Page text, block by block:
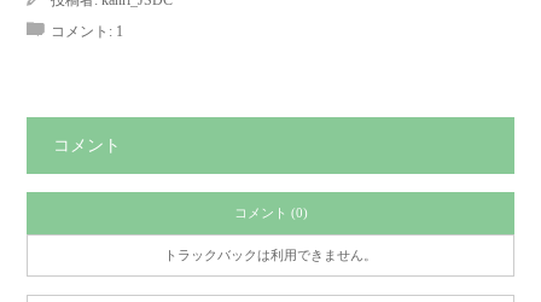
コメント: 1
コメント
コメント (0)
トラックバックは利用できません。